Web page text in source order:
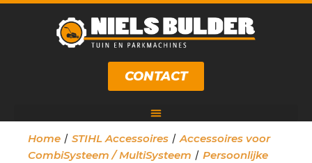
CONTACT
Home / STIHL Accessoires / Accessoires voor
CombiSysteem / MultiSysteem / Persoonlijke